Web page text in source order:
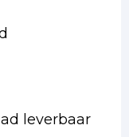
leverbaar